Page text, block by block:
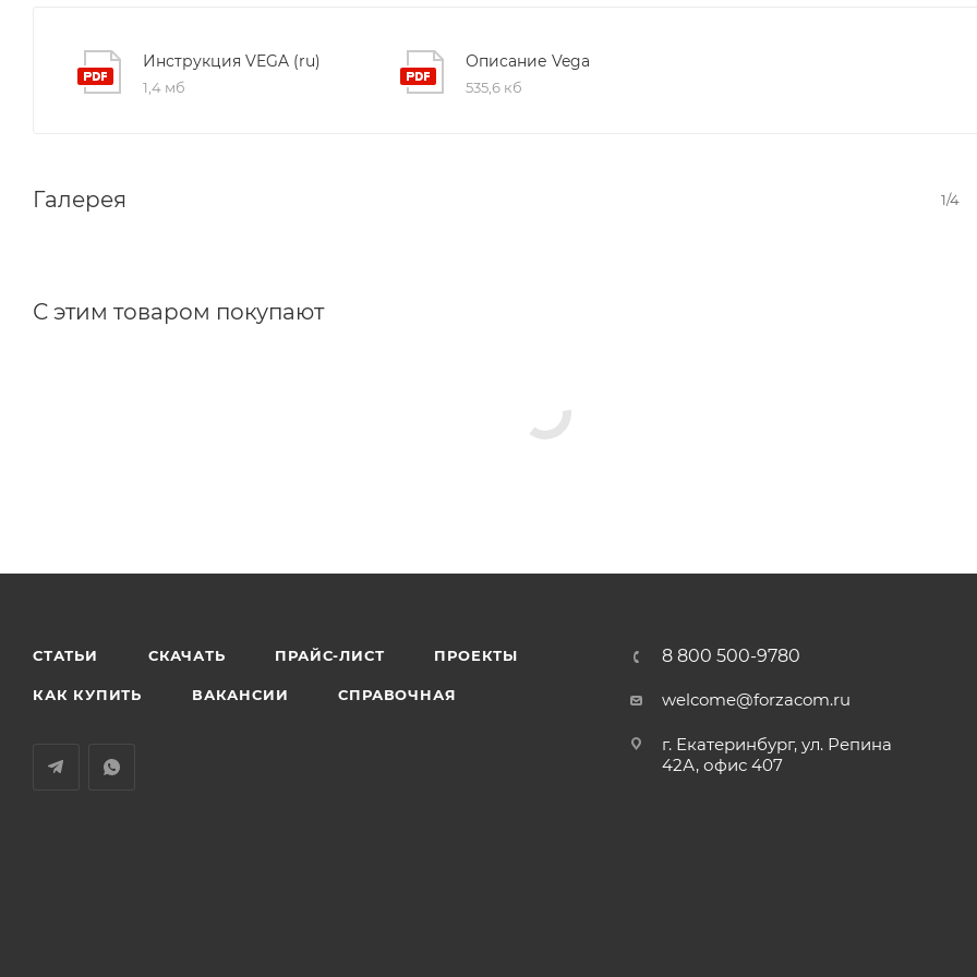
Инструкция VEGA (ru)
1,4 мб
Описание Vega
535,6 кб
Галерея 1/4
С этим товаром покупают
СТАТЬИ СКАЧАТЬ ПРАЙС-ЛИСТ ПРОЕКТЫ
КАК КУПИТЬ ВАКАНСИИ СПРАВОЧНАЯ
8 800 500-9780
welcome@forzacom.ru
г. Екатеринбург, ул. Репина
42А, офис 407